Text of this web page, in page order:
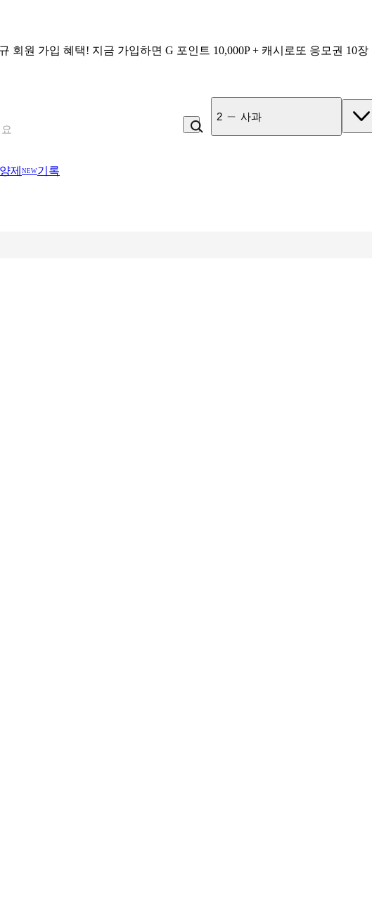
회원 가입 혜택! 지금 가입하면 G 포인트 10,000P + 캐시로또 응모권 10장
3 비_플레인 쿽
제 NEW기록